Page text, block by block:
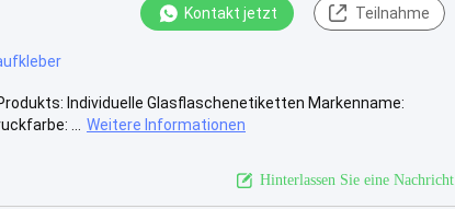
Kontakt jetzt Teilnahme
Individuelle Glasflaschenetiketten Markenname:
...
Weitere Informationen
Hinterlassen Sie eine Nachricht.